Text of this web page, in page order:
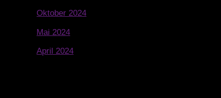
Oktober 2024
Mai 2024
April 2024